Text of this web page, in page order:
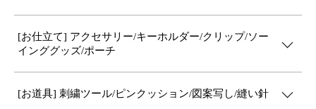
[お仕立て] アクセサリー/キーホルダー/クリップ/ソー
インググッズ/ポーチ
[お道具] 刺繍ツール/ピンクッション/図案写し/縫い針